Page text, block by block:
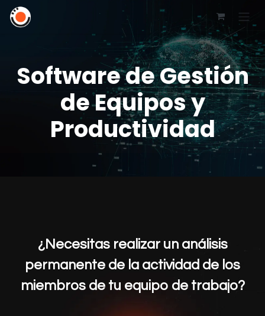
Software de Gestión
de Equipos y
Productividad​
¿Necesitas realizar un análisis
permanente de la actividad de los
miembros de tu equipo de trabajo?